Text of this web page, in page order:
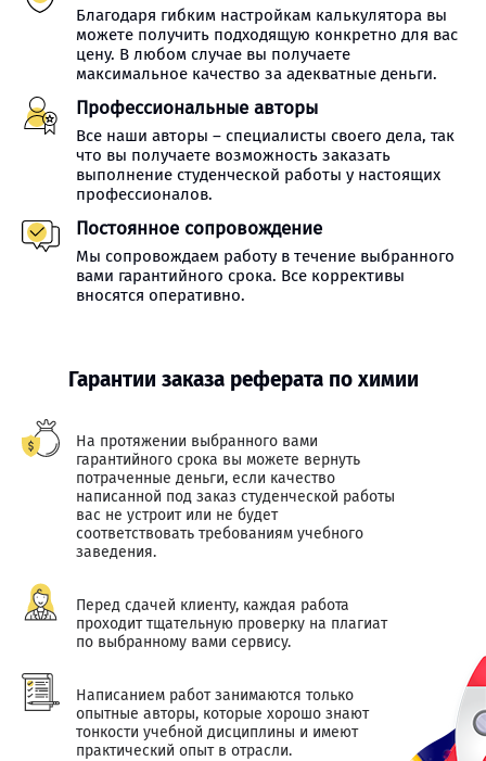
Благодаря гибким настройкам калькулятора вы
можете получить подходящую конкретно для вас
цену. В любом случае вы получаете
максимальное качество за адекватные деньги.
Профессиональные авторы
Все наши авторы – специалисты своего дела, так
что вы получаете возможность заказать
выполнение студенческой работы у настоящих
профессионалов.
Постоянное сопровождение
Мы сопровождаем работу в течение выбранного
вами гарантийного срока. Все коррективы
вносятся оперативно.
Гарантии заказа реферата по химии
На протяжении выбранного вами
гарантийного срока вы можете вернуть
потраченные деньги, если качество
написанной под заказ студенческой работы
вас не устроит или не будет
соответствовать требованиям учебного
заведения.
Перед сдачей клиенту, каждая работа
проходит тщательную проверку на плагиат
по выбранному вами сервису.
Написанием работ занимаются только
опытные авторы, которые хорошо знают
тонкости учебной дисциплины и имеют
практический опыт в отрасли.